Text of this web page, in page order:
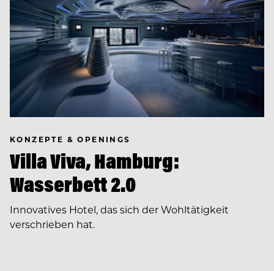
KONZEPTE & OPENINGS
Villa Viva, Hamburg:
Wasserbett 2.0
Innovatives Hotel, das sich der Wohltätigkeit
verschrieben hat.